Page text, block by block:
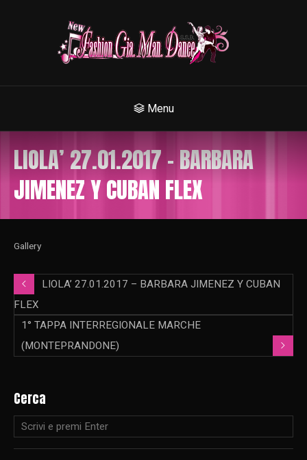
Menu
LIOLA’ 27.01.2017 – BARBARA
JIMENEZ Y CUBAN FLEX
Gallery
LIOLA’ 27.01.2017 – BARBARA JIMENEZ Y CUBAN
FLEX
1° TAPPA INTERREGIONALE MARCHE
(MONTEPRANDONE)
Cerca